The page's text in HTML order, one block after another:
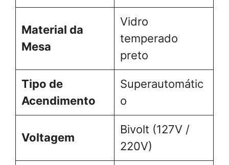
Material da
Mesa
Vidro
temperado
preto
Tipo de
Acendimento
Superautomátic
o
Voltagem
Bivolt (127V /
220V)